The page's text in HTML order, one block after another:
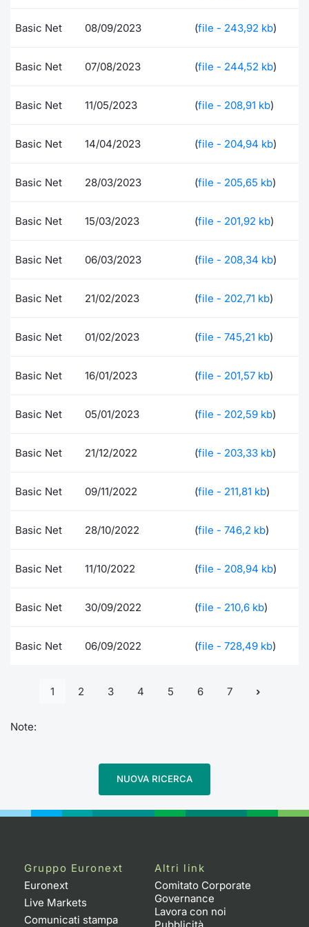
Basic Net 08/09/2023 (file - 243,92 kb)
Basic Net 07/08/2023 (file - 244,52 kb)
Basic Net 11/05/2023 (file - 208,91 kb)
Basic Net 14/04/2023 (file - 204,94 kb)
Basic Net 28/03/2023 (file - 205,65 kb)
Basic Net 15/03/2023 (file - 201,92 kb)
Basic Net 06/03/2023 (file - 208,34 kb)
Basic Net 21/02/2023 (file - 202,71 kb)
Basic Net 01/02/2023 (file - 745,21 kb)
Basic Net 16/01/2023 (file - 201,57 kb)
Basic Net 05/01/2023 (file - 202,59 kb)
Basic Net 21/12/2022 (file - 203,33 kb)
Basic Net 09/11/2022 (file - 211,81 kb)
Basic Net 28/10/2022 (file - 746,2 kb)
Basic Net 11/10/2022 (file - 208,94 kb)
Basic Net 30/09/2022 (file - 210,6 kb)
Basic Net 06/09/2022 (file - 728,49 kb)
1 2 3 4 5 6 7
Note:
NUOVA RICERCA
Documenti Per
Opzioni
Opzioni
KID/
Milan
Notizie
Notizie e Formazione Servizi
Gruppo Euronext
Euronext
Live Markets
Comunicati stampa
Altri link
Comitato Corporate
Governance
Lavora con noi
Pubblicità